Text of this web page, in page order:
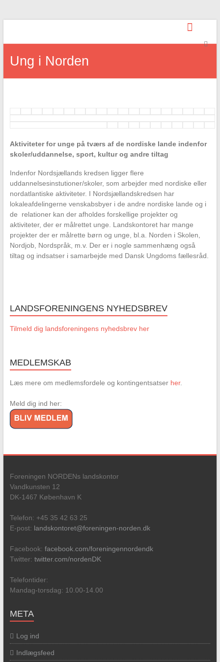
content
Ung i Norden
Aktiviteter for unge på tværs af de nordiske lande indenfor
skoler/uddannelse, sport, kultur og andre tiltag
Indenfor Nordsjællands kredsen ligger flere
uddannelsesinstutioner/skoler, som arbejder med nordiske eller
nordatlantiske aktiviteter. I Nordsjællandskredsen har
lokaleafdelingerne venskabsbyer i de andre nordiske lande og i
de relationer kan der afholdes forskellige projekter og
aktiviteter, der er målrettet unge. Landskontoret har mange
projekter der er målrette børn og unge, bl.a. Norden i Skolen,
Nordjob, Nordspråk, m.v. Der er i nogle sammenhæng også
tiltag og indsatser i samarbejde med Dansk Ungdoms fællesråd.
LANDSFORENINGENS NYHEDSBREV
Tilmeld dig landsforeningens nyhedsbrev her
MEDLEMSKAB
Læs mere om medlemsfordele og kontingentsatser her.
Meld dig ind her:
Foreningen NORDENs landskontor
Vandkunsten 12
DK-1467 København K
Telefon: +45 35 42 63 25
E-post: landskontoret@foreningen-norden.dk
Facebook: facebook.com/foreningennordendk
Twitter: twitter.com/nordenDK
Telefontider:
Mandag-torsdag: 10.00-14.00
META
Log ind
Indlægsfeed